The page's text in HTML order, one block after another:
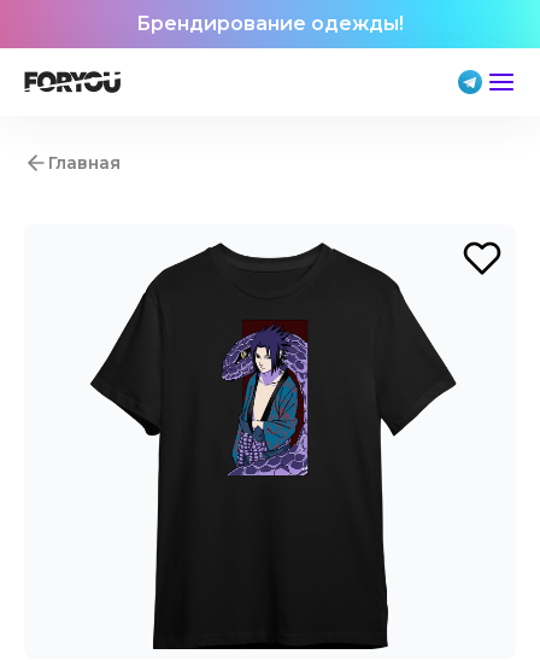
Брендирование одежды!
Главная